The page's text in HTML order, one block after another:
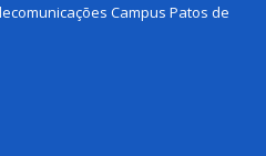
Campus Patos de